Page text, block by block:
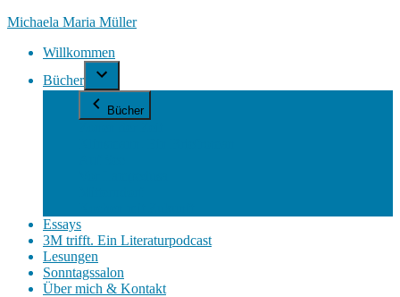
Zum
springen
Michaela Maria Müller
Willkommen
Bücher
Bücher
Essays
3M trifft. Ein Literaturpodcast
Lesungen
Sonntagssalon
Über mich & Kontakt